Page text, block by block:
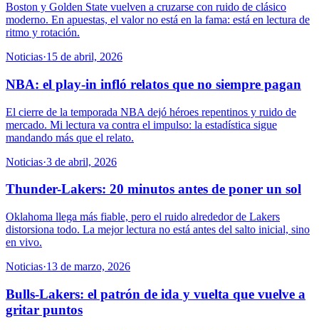
Boston y Golden State vuelven a cruzarse con ruido de clásico
moderno. En apuestas, el valor no está en la fama: está en lectura de
ritmo y rotación.
Noticias·15 de abril, 2026
NBA: el play-in infló relatos que no siempre pagan
El cierre de la temporada NBA dejó héroes repentinos y ruido de
mercado. Mi lectura va contra el impulso: la estadística sigue
mandando más que el relato.
Noticias·3 de abril, 2026
Thunder-Lakers: 20 minutos antes de poner un sol
Oklahoma llega más fiable, pero el ruido alrededor de Lakers
distorsiona todo. La mejor lectura no está antes del salto inicial, sino
en vivo.
Noticias·13 de marzo, 2026
Bulls-Lakers: el patrón de ida y vuelta que vuelve a
gritar puntos